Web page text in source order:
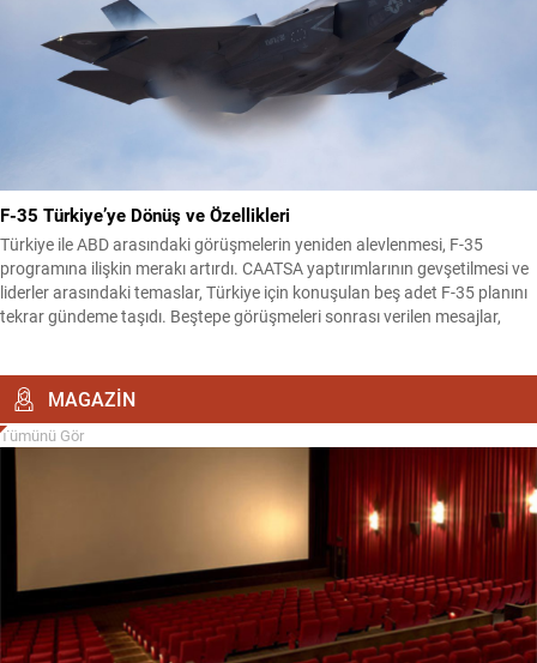
F-35 Türkiye’ye Dönüş ve Özellikleri
Türkiye ile ABD arasındaki görüşmelerin yeniden alevlenmesi, F-35
programına ilişkin merakı artırdı. CAATSA yaptırımlarının gevşetilmesi ve
liderler arasındaki temaslar, Türkiye için konuşulan beş adet F-35 planını
tekrar gündeme taşıdı. Beştepe görüşmeleri sonrası verilen mesajlar,
MAGAZİN
Tümünü Gör